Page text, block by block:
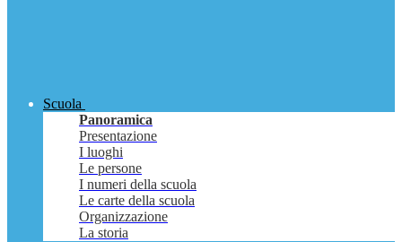
Scuola
Panoramica
Presentazione
I luoghi
Le persone
I numeri della scuola
Le carte della scuola
Organizzazione
La storia